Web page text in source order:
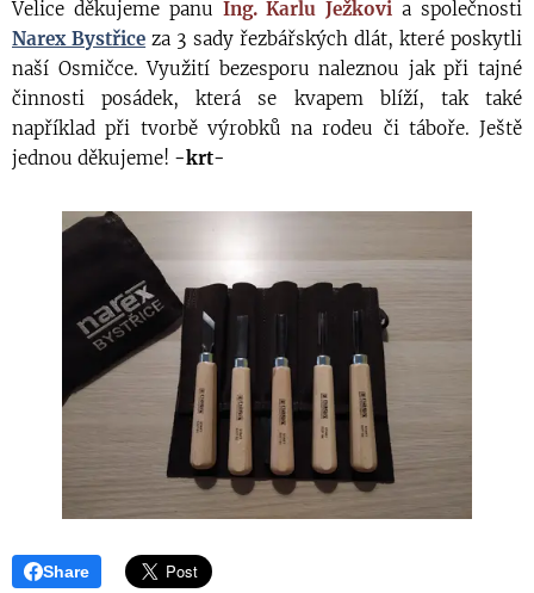
Velice děkujeme panu Ing. Karlu Ježkovi a společnosti
Narex Bystřice za 3 sady řezbářských dlát, které poskytli
naší Osmičce. Využití bezesporu naleznou jak při tajné
činnosti posádek, která se kvapem blíží, tak také
například při tvorbě výrobků na rodeu či táboře. Ještě
jednou děkujeme! -krt-
Share